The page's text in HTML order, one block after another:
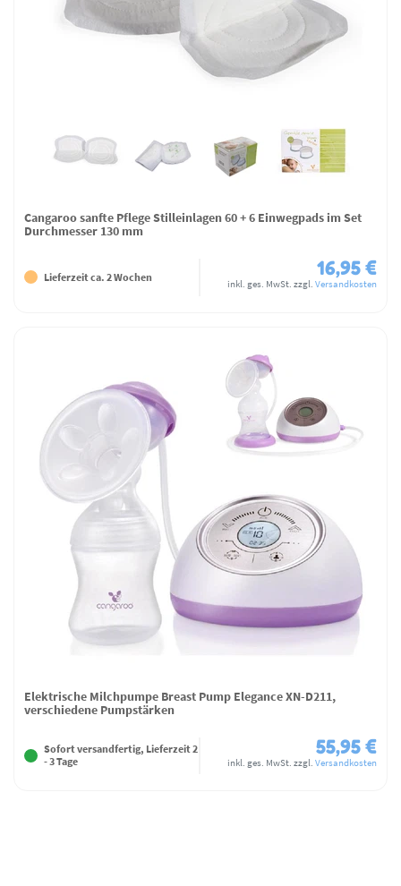
Cangaroo sanfte Pflege Stilleinlagen 60 + 6 Einwegpads im Set
Durchmesser 130 mm
Lieferzeit ca. 2 Wochen 16,95 €
inkl. ges. MwSt. zzgl. Versandkosten
Elektrische Milchpumpe Breast Pump Elegance XN-D211,
verschiedene Pumpstärken
Sofort versandfertig, Lieferzeit 2
- 3 Tage
55,95 €
inkl. ges. MwSt. zzgl. Versandkosten